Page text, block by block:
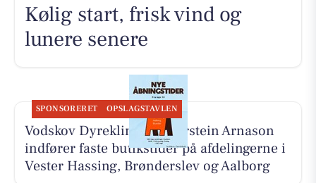
Kølig start, frisk vind og
lunere senere
SPONSORERET OPSLAGSTAVLEN
Vodskov Dyreklinik v/Thorstein Arnason
indfører faste butikstider på afdelingerne i
Vester Hassing, Brønderslev og Aalborg